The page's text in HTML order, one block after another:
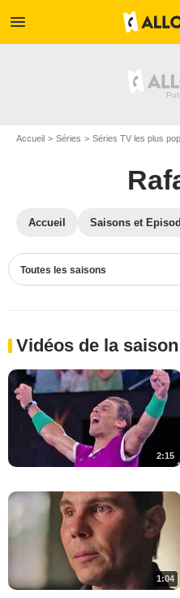
menu
Accueil Séries Séries TV les plus
Accueil Saisons et
Toutes les saisons
Vidéos de la
2:15
1:04